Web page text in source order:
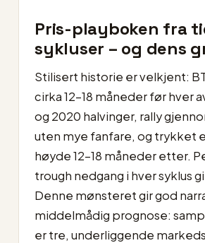
Pris-playboken fra
sykluser – og dens
Stilisert historie er velkjent:
cirka 12–18 måneder før hver
og 2020 halvinger, rally
uten mye fanfare, og trykket
høyde 12–18 måneder etter.
trough nedgang i hver syklus
Denne mønsteret gir god
middelmådig prognose:
er tre, underliggende